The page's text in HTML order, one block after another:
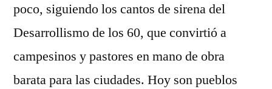
poco, siguiendo los cantos de sirena del
Desarrollismo de los 60, que convirtió a
campesinos y pastores en mano de obra
barata para las ciudades. Hoy son pueblos